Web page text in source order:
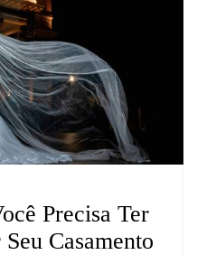
Precisa Ter
Casamento